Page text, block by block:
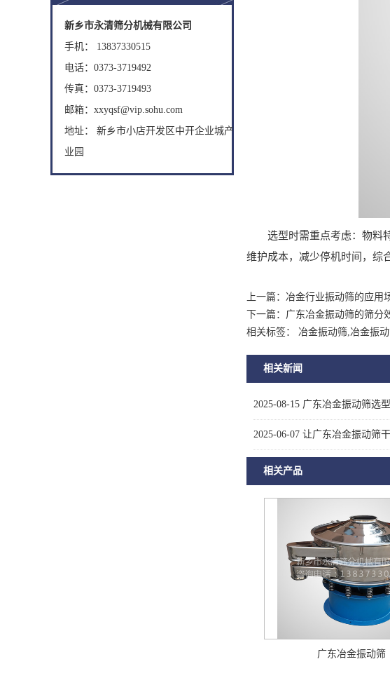
新乡市永清筛分机械有限公司
手机： 13837330515
电话：0373-3719492
传真：0373-3719493
邮箱：xxyqsf@vip.sohu.com
地址： 新乡市小店开发区中开企业城产
业园
选型时需重点考虑：物料特
维护成本，减少停机时间，综
上一篇： 冶金行业振动筛的应用
下一篇： 广东冶金振动筛的筛分
相关标签： 冶金振动筛,冶金振
相关新闻
2025-08-15 广东冶金振动筛选
2025-06-07 让广东冶金振动筛
相关产品
广东冶金振动筛